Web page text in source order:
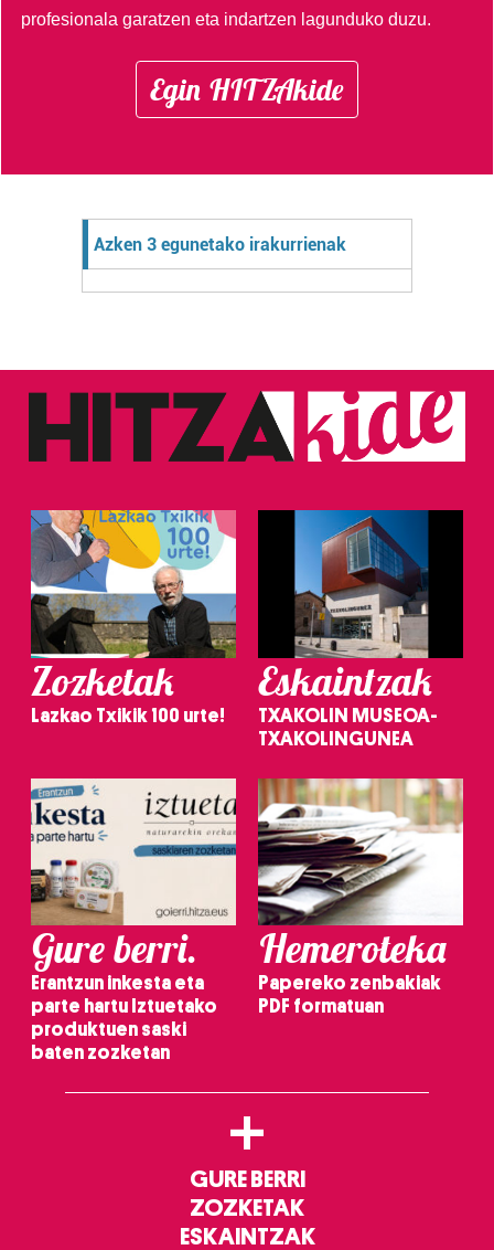
profesionala garatzen eta indartzen lagunduko duzu.
Egin HITZAkide
Azken 3 egunetako irakurrienak
Zozketak
Lazkao Txikik 100 urte!
Eskaintzak
TXAKOLIN MUSEOA-
TXAKOLINGUNEA
Gure berri.
Erantzun inkesta eta
parte hartu Iztuetako
produktuen saski
baten zozketan
Hemeroteka
Papereko zenbakiak
PDF formatuan
+
GURE BERRI
ZOZKETAK
ESKAINTZAK